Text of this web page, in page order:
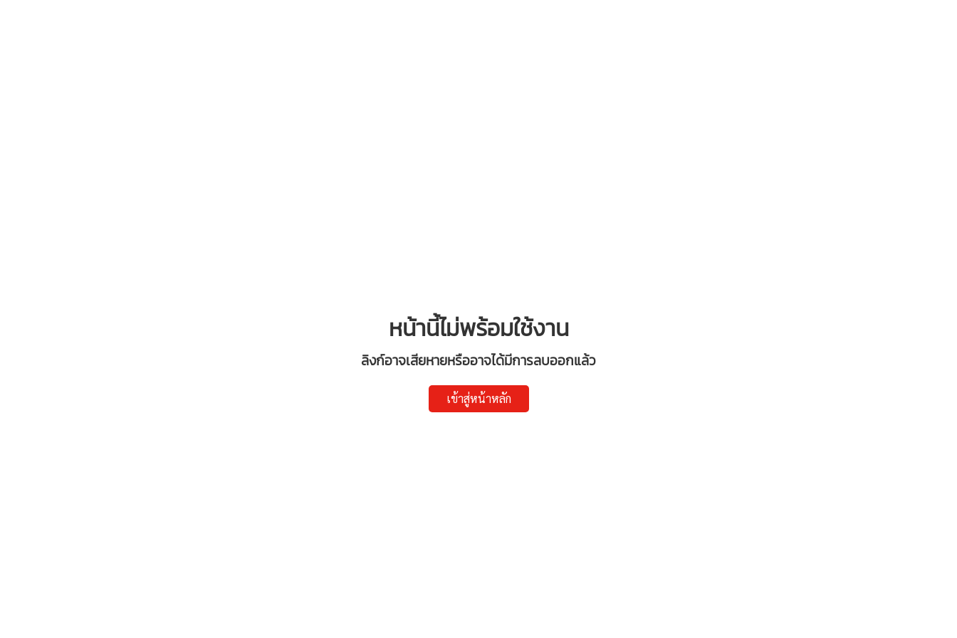
หน้านี้ไม่พร้อมใช้งาน
ลิงก์อาจเสียหายหรืออาจได้มีการลบออกแล้ว
เข้าสู่หน้าหลัก